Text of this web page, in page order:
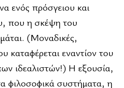
ενός πρόσγειου και
που η σκέψη του
(Μοναδικές,
καταφέρεται εναντίον του
ιδεαλιστών!) Η εξουσία,
φιλοσοφικά συστήματα, η